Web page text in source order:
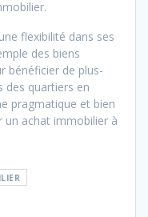
flexibilité dans ses
des biens
bénéficier de plus-
des quartiers en
pragmatique et bien
achat immobilier à